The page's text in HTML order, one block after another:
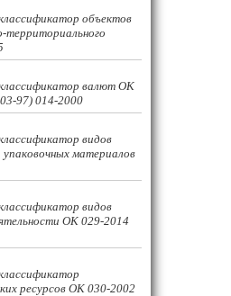
объектов
территориального
валют ОК
97) 014-2000
видов
упаковочных материалов
видов
ОК 029-2014
ресурсов ОК 030-2002